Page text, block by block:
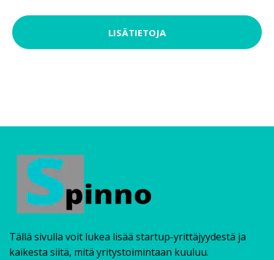
LISÄTIETOJA
Tällä sivulla voit lukea lisää startup-yrittäjyydestä ja
kaikesta siitä, mitä yritystoimintaan kuuluu.